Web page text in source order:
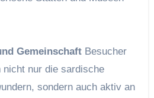
GemeinschaftBesucher
nur die sardische
sondern auch aktiv an